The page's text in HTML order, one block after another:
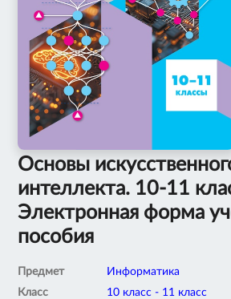
Основы
интеллекта. 10-11
Электронная форма
пособия
Предмет
Информатика
Класс
10 класс - 11 класс